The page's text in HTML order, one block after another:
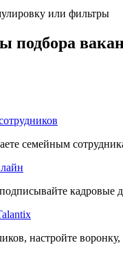
или фильтры
подбора
семейным
кадровые
настройте